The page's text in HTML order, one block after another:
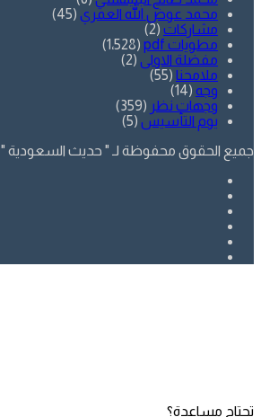
محمد عوض الله العمري (45)
مشاركات (2)
مطويات pdf
(1٬528)
مفضلة الاولى (2)
ملامحنا (55)
وجه (14)
وجهات نظر (359)
يوم التأسيس (5)
جميع الحقوق محفوظة لـ " حديث السعودية " 2025 ©
تحتاج مساعدة؟